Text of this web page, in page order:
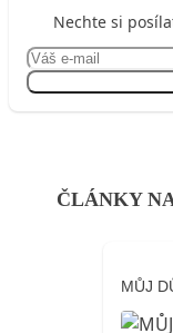
Nechte si
ČLÁNKY
MŮJ